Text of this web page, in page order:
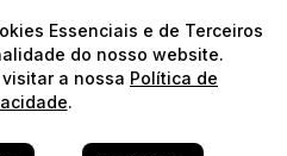
acima de 60€!*⭐️
Essenciais e de Terceiros
do nosso website.
a nossa Política de
.